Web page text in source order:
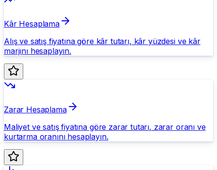
Kâr Hesaplama
Alış ve satış fiyatına göre kâr tutarı, kâr yüzdesi ve kâr
marjını hesaplayın.
Zarar Hesaplama
Maliyet ve satış fiyatına göre zarar tutarı, zarar oranı ve
kurtarma oranını hesaplayın.